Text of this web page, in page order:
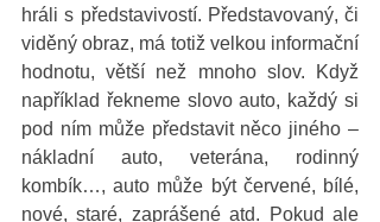
hráli s představivostí. Představovaný, či
viděný obraz, má totiž velkou informační
hodnotu, větší než mnoho slov. Když
například řekneme slovo auto, každý si
pod ním může představit něco jiného –
nákladní auto, veterána, rodinný
kombík…, auto může být červené, bílé,
nové, staré, zaprášené atd. Pokud ale